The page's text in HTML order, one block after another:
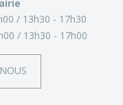
13h30 - 17h30
13h30 - 17h00